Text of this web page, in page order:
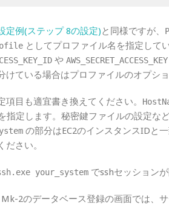
定例(ステップ 8の設定)と同様ですが、
としてプロファイル名を指定して
や AWS_SECRET_ACCESS_KEY
けている場合はプロファイルのオプシ
項目も適宜書き換えてください。
指定します。秘密鍵ファイルの設定な
の部分はEC2のインスタンスIDと
ださい。
sh.exe your_system でsshセッション
Mk-2のデータベース登録の画面では、